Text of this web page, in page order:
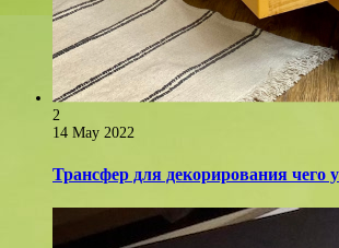
2
14 May 2022
Трансфер для декорирования чего